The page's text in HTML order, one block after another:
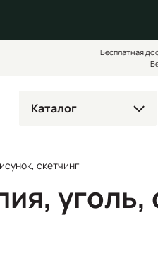
Бесплатная
Каталог
скетчинг